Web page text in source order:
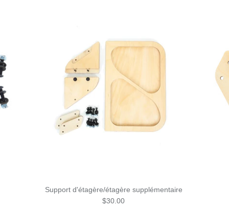
Support d'étagère/étagère supplémentaire
$30.00